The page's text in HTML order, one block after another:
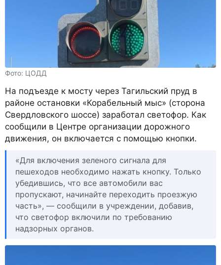
Фото: ЦОДД
На подъезде к мосту через Тагильский пруд в
районе остановки «Корабельный мыс» (сторона
Свердловского шоссе) заработал светофор. Как
сообщили в Центре организации дорожного
движения, он включается с помощью кнопки.
«Для включения зеленого сигнала для
пешеходов необходимо нажать кнопку. Только
убедившись, что все автомобили вас
пропускают, начинайте переходить проезжую
часть», — сообщили в учреждении, добавив,
что светофор включили по требованию
надзорных органов.